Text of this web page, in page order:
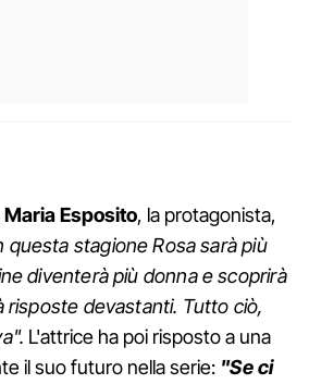
Maria Esposito, la protagonista,
questa stagione Rosa sarà più
diventerà più donna e scoprirà
risposte devastanti. Tutto ciò,
L'attrice ha poi risposto a una
il suo futuro nella serie: "Se ci